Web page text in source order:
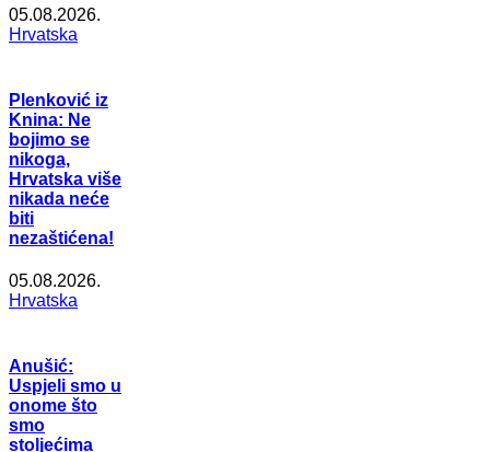
05.08.2026.
Hrvatska
Plenković iz
Knina: Ne
bojimo se
nikoga,
Hrvatska više
nikada neće
biti
nezaštićena!
05.08.2026.
Hrvatska
Anušić:
Uspjeli smo u
onome što
smo
stoljećima